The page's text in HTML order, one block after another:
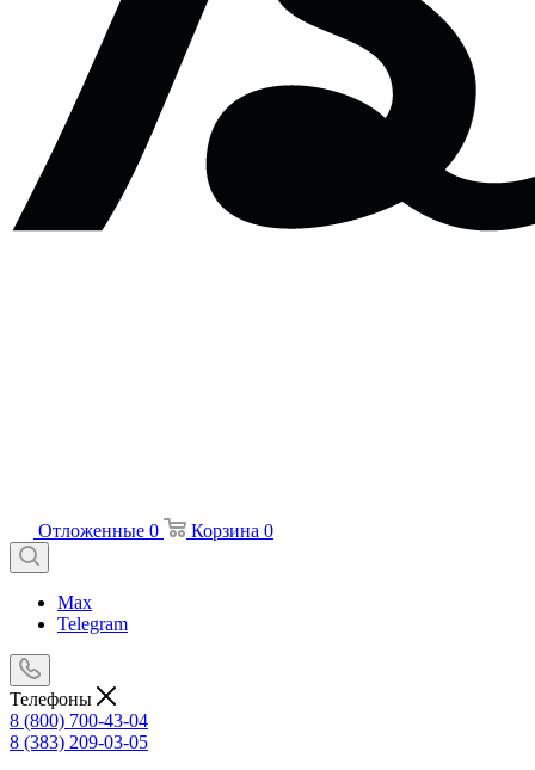
Отложенные 0 Корзина 0
Max
Telegram
Телефоны
8 (800) 700-43-04
8 (383) 209-03-05